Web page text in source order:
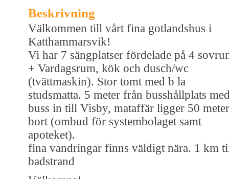
Beskrivning
Välkommen till vårt fina gotlandshus i
Katthammarsvik!
Vi har 7 sängplatser fördelade på 4
+ Vardagsrum, kök och dusch/wc
(tvättmaskin). Stor tomt med b la
studsmatta. 5 meter från busshållplats
buss in till Visby, mataffär ligger 50 meter
bort (ombud för systembolaget samt
apoteket).
fina vandringar finns väldigt nära. 1 km
badstrand